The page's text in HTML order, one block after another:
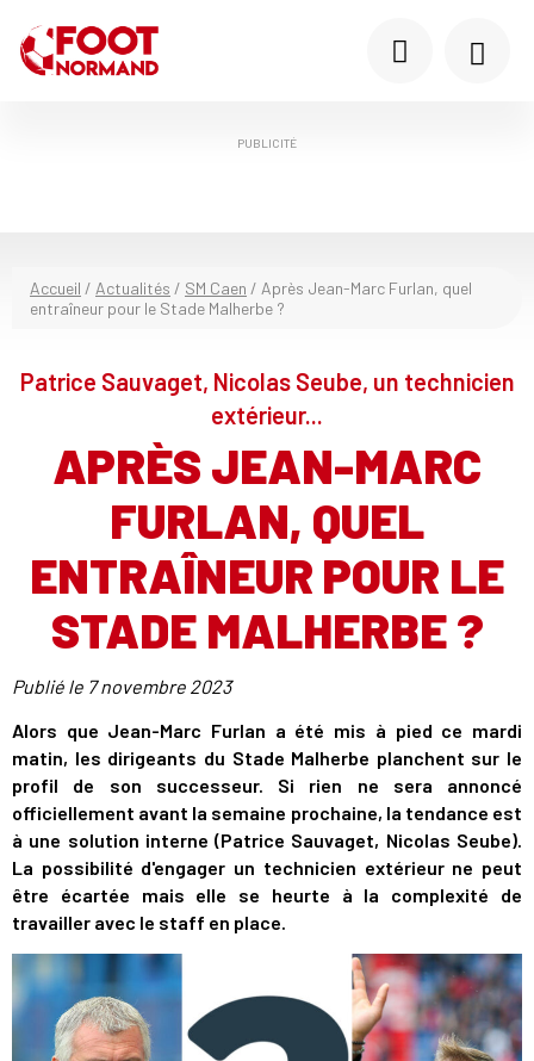
PUBLICITÉ
Accueil / Actualités / SM Caen / Après Jean-Marc Furlan, quel
entraîneur pour le Stade Malherbe ?
Patrice Sauvaget, Nicolas Seube, un technicien
extérieur...
APRÈS JEAN-MARC
FURLAN, QUEL
ENTRAÎNEUR POUR LE
STADE MALHERBE ?
Publié le 7 novembre 2023
Alors que Jean-Marc Furlan a été mis à pied ce mardi
matin, les dirigeants du Stade Malherbe planchent sur le
profil de son successeur. Si rien ne sera annoncé
officiellement avant la semaine prochaine, la tendance est
à une solution interne (Patrice Sauvaget, Nicolas Seube).
La possibilité d'engager un technicien extérieur ne peut
être écartée mais elle se heurte à la complexité de
travailler avec le staff en place.